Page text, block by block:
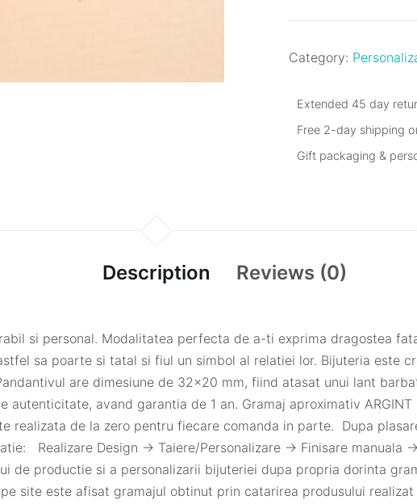
Category:
Extended 45 day
Free 2-day shipping
Gift packaging &
Description Reviews (0)
si personal. Modalitatea perfecta de a-ti exprima dragostea
sa poarte si tatal si fiul un simbol al relatiei lor. Bijuteria este
are dimesiune de 32×20 mm, fiind atasat unui lant
autenticitate, avand garantia de 1 an. Gramaj aproximativ
realizata de la zero pentru fiecare comanda in parte. Dupa
Realizare Design -> Taiere/Personalizare -> Finisare manuala -
de productie si a personalizarii bijuteriei dupa propria dorinta
site este afisat gramajul obtinut prin catarirea produsului realizat